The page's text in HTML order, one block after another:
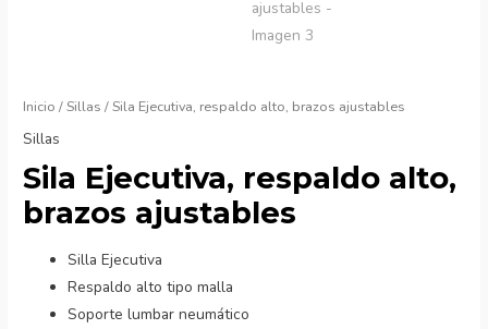
Inicio /Sillas / Sila Ejecutiva, respaldo alto, brazos ajustables
Sillas
Sila Ejecutiva, respaldo alto,
brazos ajustables
Silla Ejecutiva
Respaldo alto tipo malla
Soporte lumbar neumático